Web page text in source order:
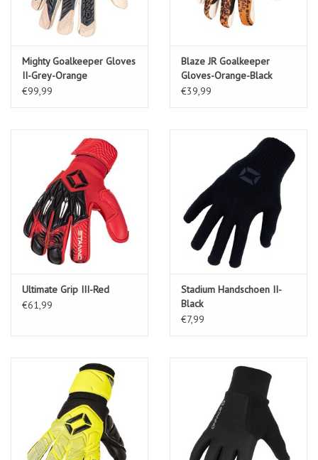
Mighty Goalkeeper Gloves
II-Grey-Orange
€99,99
Blaze JR Goalkeeper
Gloves-Orange-Black
€39,99
Ultimate Grip III-Red
€61,99
Stadium Handschoen II-
Black
€7,99